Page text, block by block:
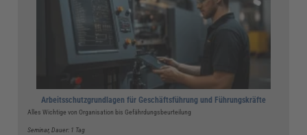
Arbeitsschutzgrundlagen für Geschäftsführung und Führungskräfte
Alles Wichtige von Organisation bis Gefährdungsbeurteilung
Seminar, Dauer: 1 Tag